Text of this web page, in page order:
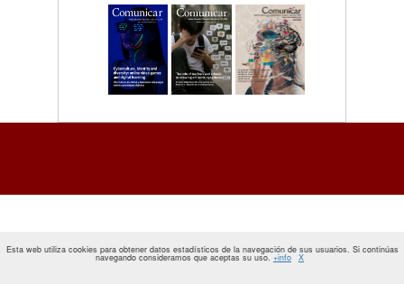
Esta web utiliza cookies para obtener datos estadísticos de la navegación de sus usuarios. Si continúas
navegando consideramos que aceptas su uso. +info X